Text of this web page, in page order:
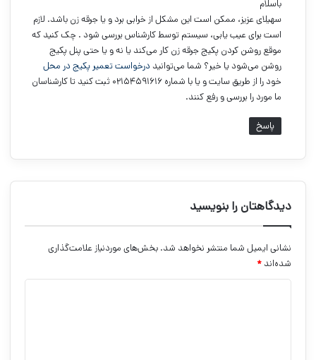
باسلام
سهیلای عزیز، ممکن است این مشکل از خرابی برد و یا جرقه زن باشد. لازم
است برای عیب یابی، سیستم توسط کارشناس بررسی شود . چک کنید که
موقع روشن کردن پکیج جرقه زن کار می‌کند یا نه و یا حتی پنل پکیج
روشن می‌شود یا خیر؟ شما می‌توانید درخواست تعمیر پکیج در محل
خود را از طریق سایت و یا با شماره ۰۲۱۵۴۵۹۱۶۱۶ ثبت کنید تا کارشناسان
ما مورد را بررسی و رفع کنند.
پاسخ
دیدگاهتان را بنویسید
نشانی ایمیل شما منتشر نخواهد شد. بخش‌های موردنیاز علامت‌گذاری
شده‌اند *